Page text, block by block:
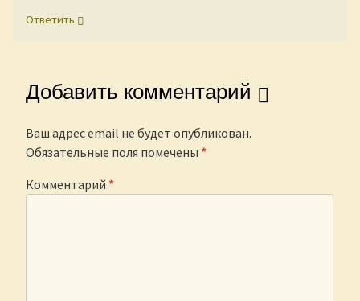
Ответить
Добавить комментарий
Ваш адрес email не будет опубликован.
Обязательные поля помечены *
Комментарий *